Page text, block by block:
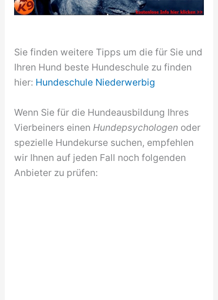
Sie finden weitere Tipps um die für Sie und
Ihren Hund beste Hundeschule zu finden
hier: Hundeschule Niederwerbig
Wenn Sie für die Hundeausbildung Ihres
Vierbeiners einen Hundepsychologen oder
spezielle Hundekurse suchen, empfehlen
wir Ihnen auf jeden Fall noch folgenden
Anbieter zu prüfen: